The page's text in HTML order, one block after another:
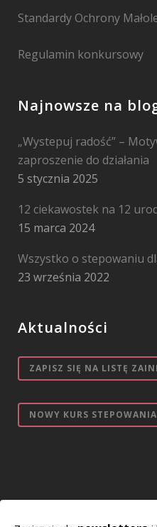
Standardy Ochrony
Regulamin konkursowy
Najnowsze na
„Wystepuj radość” –
zaproszenie do działania
5 stycznia 2025
12 ciekawostek na 12
15 marca 2024
Wszystko o stepowaniu
23 września 2022
Aktualności
ZAPISZ SIĘ NA LISTĘ
NOWY KURS